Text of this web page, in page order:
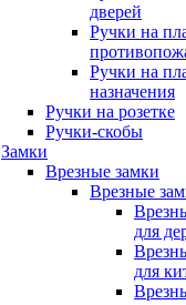
дверей
Ручки на
Ручки на
назначения
Ручки на розетке
Ручки-скобы
Замки
Врезные замки
Врезные
для
для